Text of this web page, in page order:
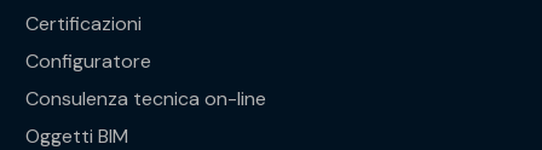
Certificazioni
Configuratore
Consulenza tecnica on-line
Oggetti BIM